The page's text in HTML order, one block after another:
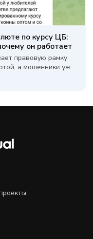
по курсу ЦБ:
он работает
правовую рамку
а мошенники уж...